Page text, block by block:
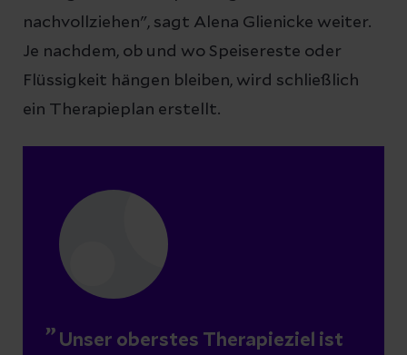
nachvollziehen", sagt Alena Glienicke weiter.
Je nachdem, ob und wo Speisereste oder
Flüssigkeit hängen bleiben, wird schließlich
ein Therapieplan erstellt.
Unser oberstes Therapieziel ist